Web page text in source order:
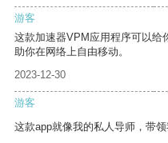
游客
这款加速器VPM应用程序可以给
助你在网络上自由移动。
2023-12-30
游客
这款app就像我的私人导师，带领